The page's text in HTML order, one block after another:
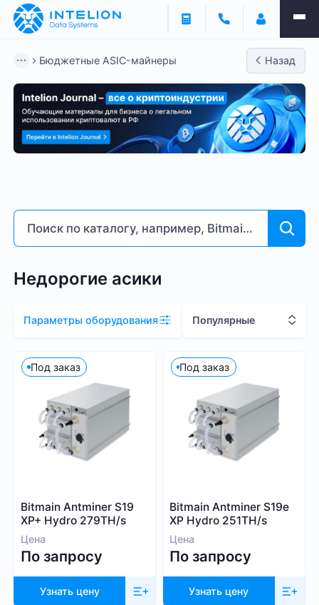
Бюджетные ASIC-майнеры Назад
Фильтры
Готовый бизнес
Контейнеры
1 000 – 200 000
TH/s MH/s GH/s
Недорогие асики
Параметры оборудования Популярные
Под заказ
Bitmain Antminer S19
XP+ Hydro 279TH/s
Цена
По запросу
Узнать цену
Под заказ
Bitmain Antminer S19e
XP Hydro 251TH/s
Цена
По запросу
Узнать цену